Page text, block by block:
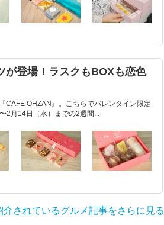
が登場！ラスクもBOXも恋色
CAFE OHZAN』。こちらでバレンタイン限定
2月14日（水）までの2週間...
介されているグルメ記事をさらに見る